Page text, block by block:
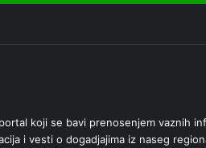
koji se bavi prenosenjem vaznih
i vesti o dogadjajima iz naseg